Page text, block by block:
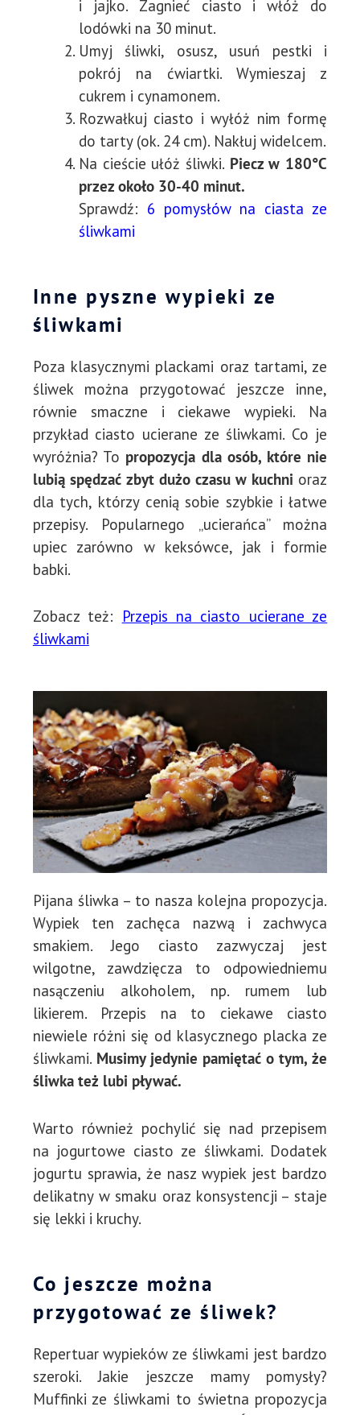
i jajko. Zagnieć ciasto i włóż do
lodówki na 30 minut.
Umyj śliwki, osusz, usuń pestki i
pokrój na ćwiartki. Wymieszaj z
cukrem i cynamonem.
Rozwałkuj ciasto i wyłóż nim formę
do tarty (ok. 24 cm). Nakłuj widelcem.
Na cieście ułóż śliwki. Piecz w 180°C
przez około 30-40 minut.
Sprawdź: 6 pomysłów na ciasta ze
śliwkami
Inne pyszne wypieki ze
śliwkami
Poza klasycznymi plackami oraz tartami, ze
śliwek można przygotować jeszcze inne,
równie smaczne i ciekawe wypieki. Na
przykład ciasto ucierane ze śliwkami. Co je
wyróżnia? To propozycja dla osób, które nie
lubią spędzać zbyt dużo czasu w kuchni oraz
dla tych, którzy cenią sobie szybkie i łatwe
przepisy. Popularnego „ucierańca” można
upiec zarówno w keksówce, jak i formie
babki.
Zobacz też: Przepis na ciasto ucierane ze
śliwkami
Pijana śliwka – to nasza kolejna propozycja.
Wypiek ten zachęca nazwą i zachwyca
smakiem. Jego ciasto zazwyczaj jest
wilgotne, zawdzięcza to odpowiedniemu
nasączeniu alkoholem, np. rumem lub
likierem. Przepis na to ciekawe ciasto
niewiele różni się od klasycznego placka ze
śliwkami. Musimy jedynie pamiętać o tym, że
śliwka też lubi pływać.
Warto również pochylić się nad przepisem
na jogurtowe ciasto ze śliwkami. Dodatek
jogurtu sprawia, że nasz wypiek jest bardzo
delikatny w smaku oraz konsystencji – staje
się lekki i kruchy.
Co jeszcze można
przygotować ze śliwek?
Repertuar wypieków ze śliwkami jest bardzo
szeroki. Jakie jeszcze mamy pomysły?
Muffinki ze śliwkami to świetna propozycja